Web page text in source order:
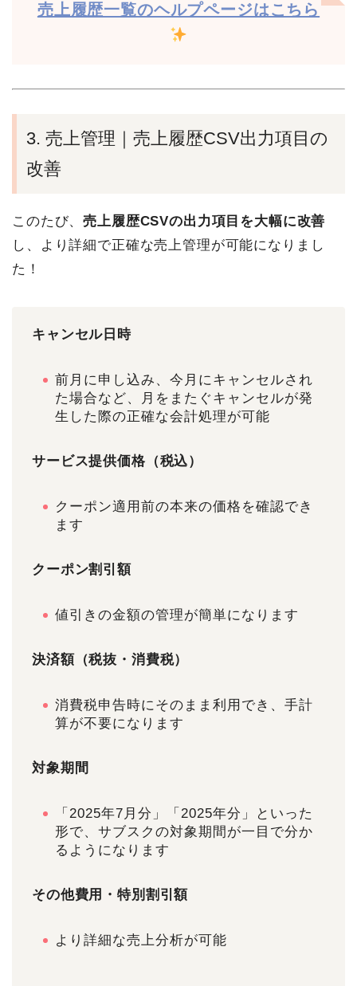
売上履歴一覧のヘルプページはこちら
3. 売上管理｜売上履歴CSV出力項目の
改善
このたび、売上履歴CSVの出力項目を大幅に改善
し、より詳細で正確な売上管理が可能になりまし
た！
キャンセル日時
前月に申し込み、今月にキャンセルされ
た場合など、月をまたぐキャンセルが発
生した際の正確な会計処理が可能
サービス提供価格（税込）
クーポン適用前の本来の価格を確認でき
ます
クーポン割引額
値引きの金額の管理が簡単になります
決済額（税抜・消費税）
消費税申告時にそのまま利用でき、手計
算が不要になります
対象期間
「2025年7月分」「2025年分」といった
形で、サブスクの対象期間が一目で分か
るようになります
その他費用・特別割引額
より詳細な売上分析が可能